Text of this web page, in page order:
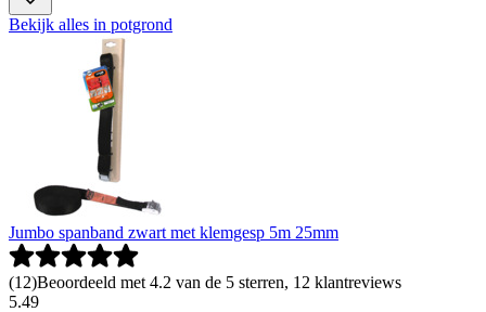
Bekijk alles in potgrond
Jumbo spanband zwart met klemgesp 5m 25mm
(12)Beoordeeld met 4.2 van de 5 sterren, 12 klantreviews
5.49